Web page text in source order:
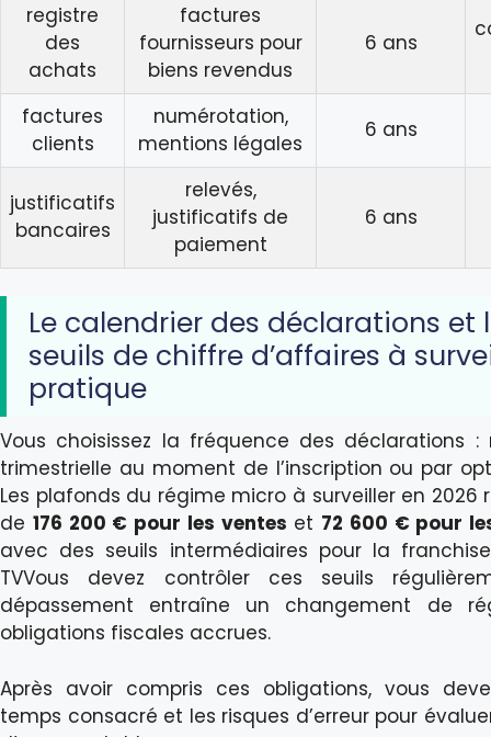
registre
des
achats
factures
fournisseurs pour
biens revendus
6 ans
factures
clients
numérotation,
mentions légales
6 ans
justificatifs
bancaires
relevés,
justificatifs de
paiement
6 ans
Le calendrier des déclarations et
seuils de chiffre d’affaires à
pratique
Vous choisissez la fréquence des déclarations :
trimestrielle au moment de l’inscription ou par
Les plafonds du régime micro à surveiller en 2026
de 176 200 € pour les ventes et 72 600 € pour
avec des seuils intermédiaires pour la
TVVous devez contrôler ces seuils
dépassement entraîne un changement de
obligations fiscales accrues.
Après avoir compris ces obligations, vous
temps consacré et les risques d’erreur pour